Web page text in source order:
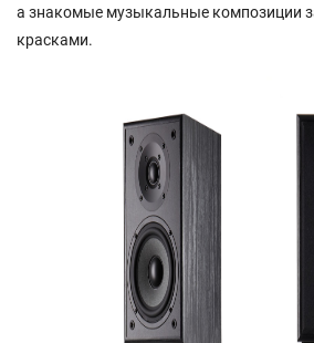
а знакомые музыкальные композиции
красками.